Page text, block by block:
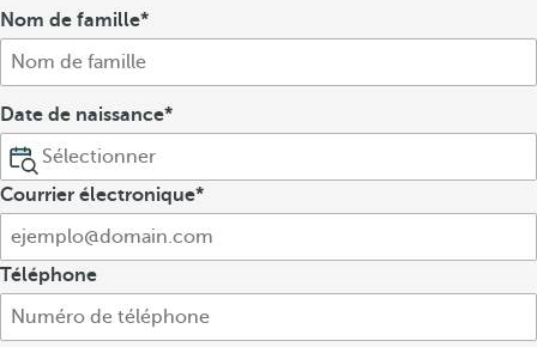
Nom de famille
Date de naissance
Courrier électronique
Téléphone